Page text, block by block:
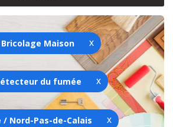
Bricolage Maison
du fumée
/ Nord-Pas-de-Calais